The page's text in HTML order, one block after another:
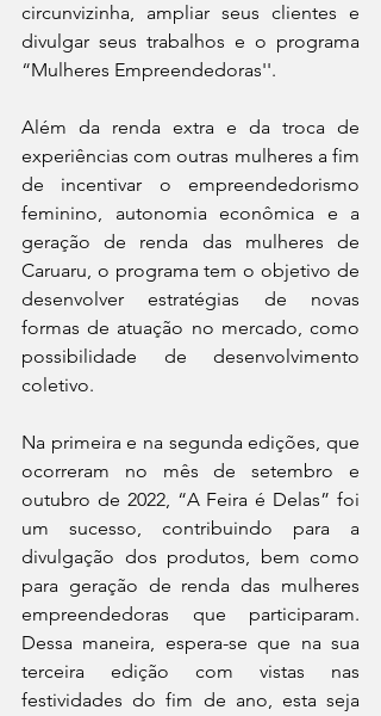
circunvizinha, ampliar seus clientes e
divulgar seus trabalhos e o programa
“Mulheres Empreendedoras''.
Além da renda extra e da troca de
experiências com outras mulheres a fim
de incentivar o empreendedorismo
feminino, autonomia econômica e a
geração de renda das mulheres de
Caruaru, o programa tem o objetivo de
desenvolver estratégias de novas
formas de atuação no mercado, como
possibilidade de desenvolvimento
coletivo.
Na primeira e na segunda edições, que
ocorreram no mês de setembro e
outubro de 2022, “A Feira é Delas” foi
um sucesso, contribuindo para a
divulgação dos produtos, bem como
para geração de renda das mulheres
empreendedoras que participaram.
Dessa maneira, espera-se que na sua
terceira edição com vistas nas
festividades do fim de ano, esta seja